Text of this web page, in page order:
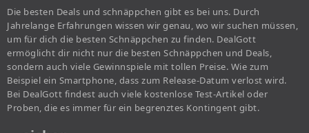
Die besten Deals und schnäppchen gibt es bei uns. Durch
Jahrelange Erfahrungen wissen wir genau, wo wir suchen müssen,
um für dich die besten Schnäppchen zu finden. DealGott
ermöglicht dir nicht nur die besten Schnäppchen und Deals,
sondern auch viele Gewinnspiele mit tollen Preise. Wie zum
Beispiel ein Smartphone, dass zum Release-Datum verlost wird.
Bei DealGott findest auch viele kostenlose Test-Artikel oder
Proben, die es immer für ein begrenztes Kontingent gibt.